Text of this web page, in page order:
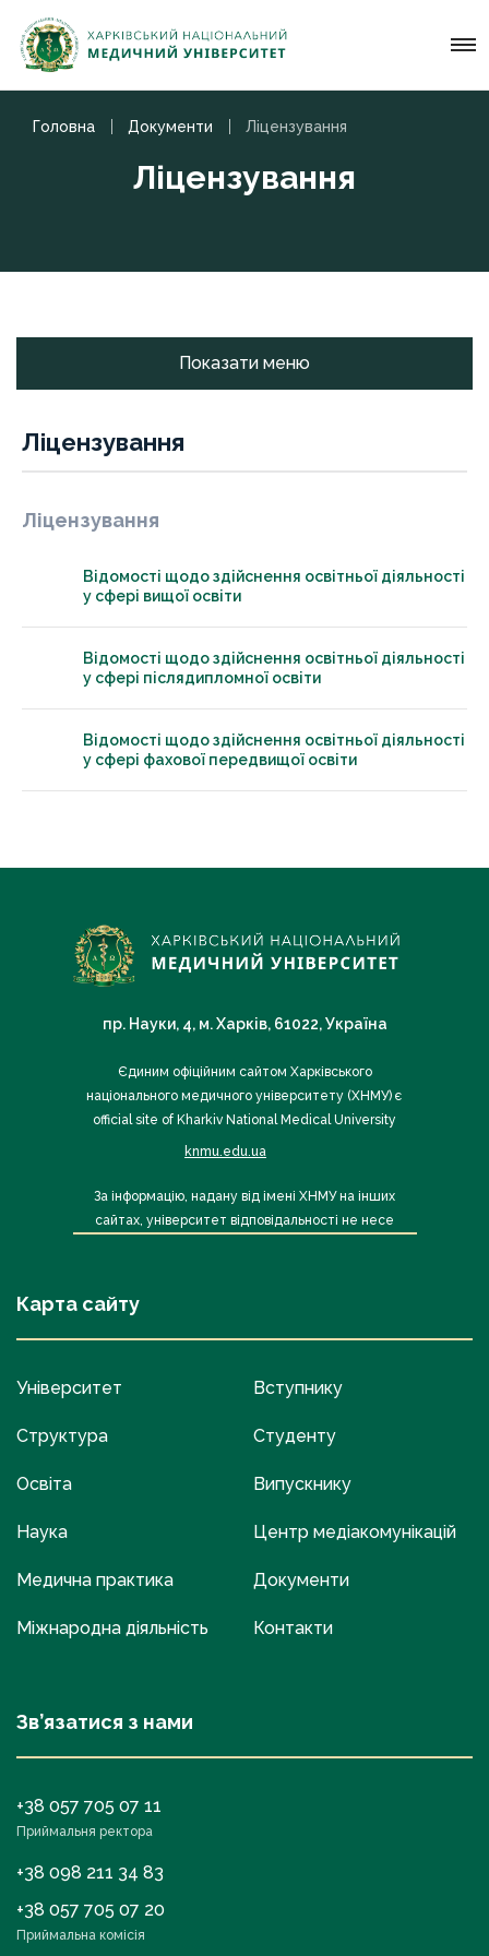
Головна Документи Ліцензування
Ліцензування
Показати меню
Ліцензування
Ліцензування
Відомості щодо здійснення освітньої діяльності
у сфері вищої освіти
Відомості щодо здійснення освітньої діяльності
у сфері післядипломної освіти
Відомості щодо здійснення освітньої діяльності
у сфері фахової передвищої освіти
пр. Науки, 4, м. Харків, 61022, Україна
Єдиним офіційним сайтом Харківського
національного медичного університету (ХНМУ) є
official site of Kharkiv National Medical University
knmu.edu.ua
За інформацію, надану від імені ХНМУ на інших
сайтах, університет відповідальності не несе
Карта сайту
Університет
Структура
Освіта
Наука
Медична практика
Міжнародна діяльність
Вступнику
Студенту
Випускнику
Центр медіакомунікацій
Документи
Контакти
Зв’язатися з нами
+38 057 705 07 11
Приймальня ректора
+38 098 211 34 83
+38 057 705 07 20
Приймальна комісія